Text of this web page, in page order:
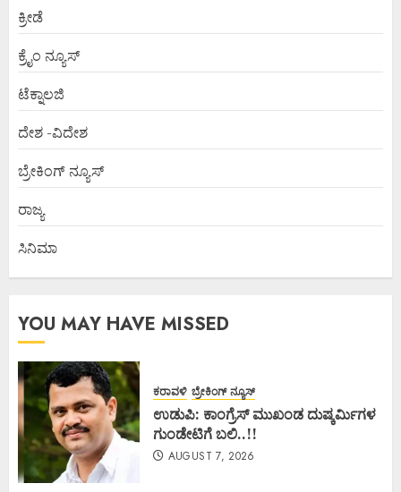
ಕ್ರೀಡೆ
ಕ್ರೈಂ ನ್ಯೂಸ್
ಟೆಕ್ನಾಲಜಿ
ದೇಶ -ವಿದೇಶ
ಬ್ರೇಕಿಂಗ್ ನ್ಯೂಸ್
ರಾಜ್ಯ
ಸಿನಿಮಾ
YOU MAY HAVE MISSED
ಕರಾವಳಿ ಬ್ರೇಕಿಂಗ್ ನ್ಯೂಸ್
ಉಡುಪಿ: ಕಾಂಗ್ರೆಸ್ ಮುಖಂಡ ದುಷ್ಕರ್ಮಿಗಳ
ಗುಂಡೇಟಿಗೆ ಬಲಿ..!!
AUGUST 7, 2026